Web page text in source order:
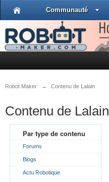
Communauté
Robot Maker → Contenu de Lalain
Contenu de Lalain
Par type de contenu
Forums
Blogs
Actu Robotique